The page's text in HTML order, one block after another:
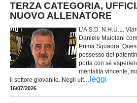
TERZA CATEGORIA,
NUOVO ALLENATORE
L’A.S.D. N.H.U.L.
Daniele Maiolani
Prima Squadra.
possesso del
porta con sé
mentalità vincente,
il settore giovanile. Negli ult... leggi
16/07/2026